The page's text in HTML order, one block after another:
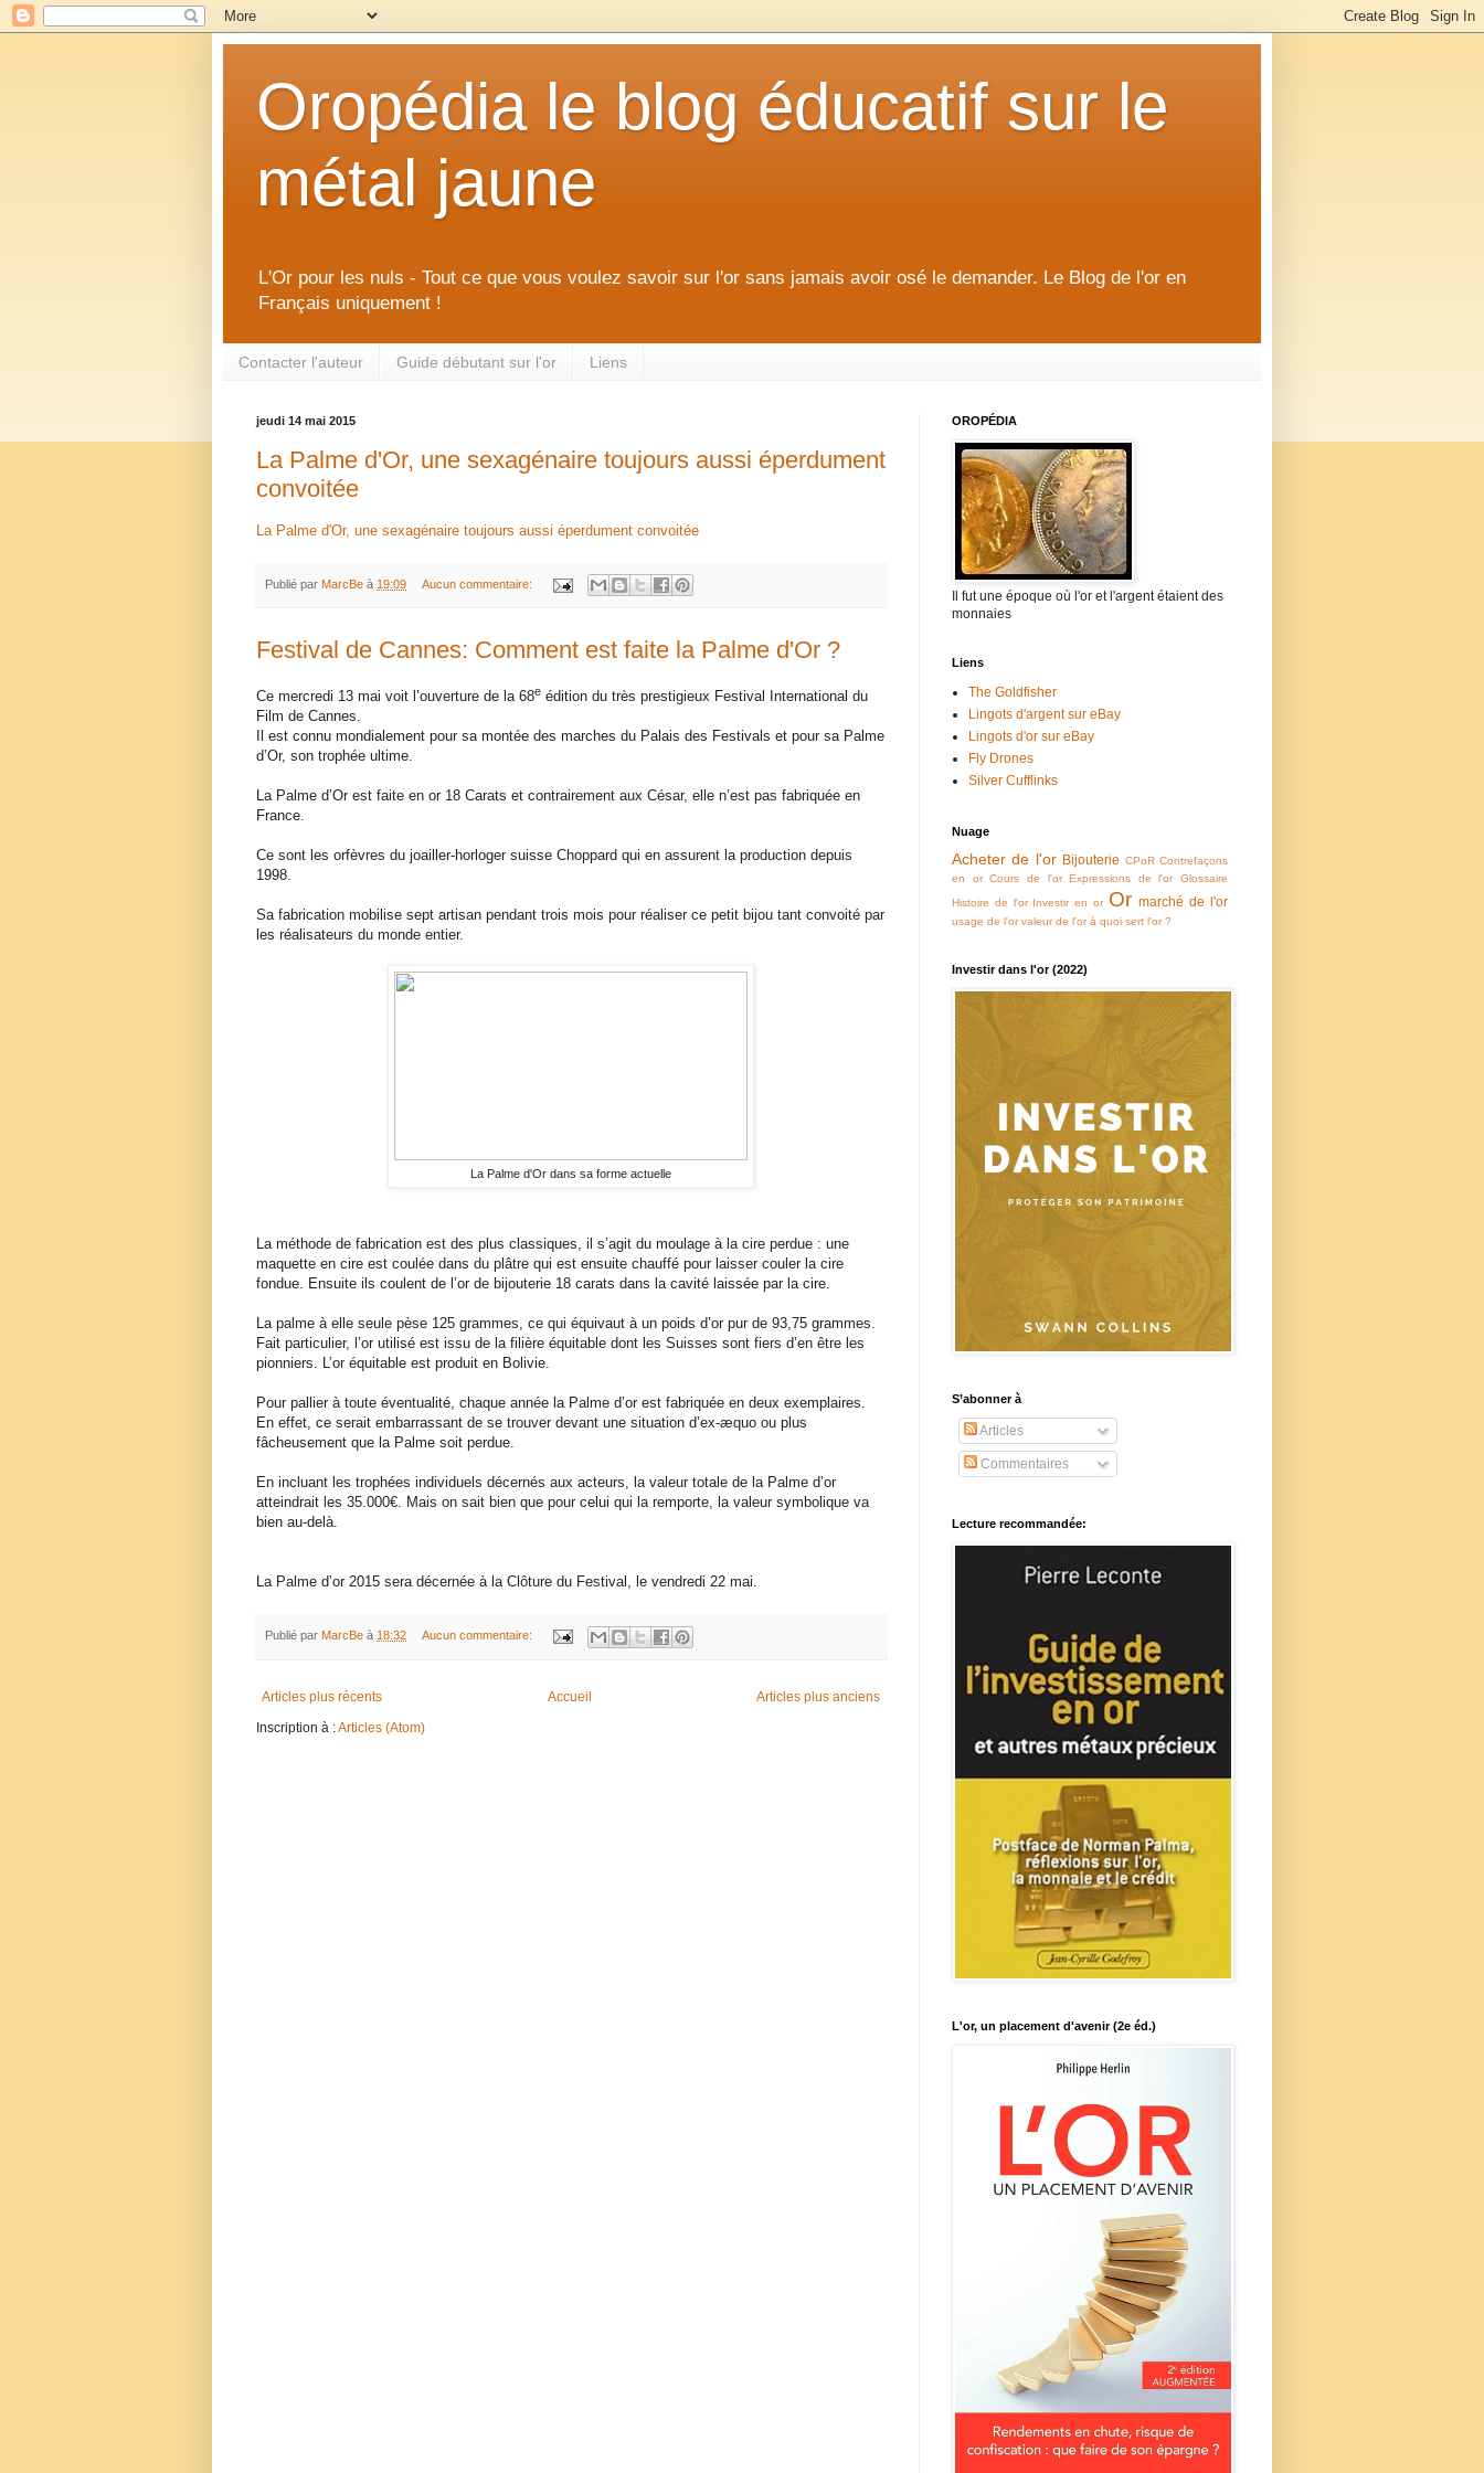
Oropédia le blog éducatif sur le
métal jaune
L'Or pour les nuls - Tout ce que vous voulez savoir sur l'or sans jamais avoir osé le demander. Le Blog de l'or en
Français uniquement !
Contacter l'auteur Guide débutant sur l'or Liens
jeudi 14 mai 2015
La Palme d'Or, une sexagénaire toujours aussi éperdument
convoitée
La Palme d'Or, une sexagénaire toujours aussi éperdument convoitée
Publié par MarcBe à 19:09 Aucun commentaire:
Festival de Cannes: Comment est faite la Palme d'Or ?
Ce mercredi 13 mai voit l’ouverture de la 68e édition du très prestigieux Festival International du
Film de Cannes.
Il est connu mondialement pour sa montée des marches du Palais des Festivals et pour sa Palme
d’Or, son trophée ultime.
La Palme d’Or est faite en or 18 Carats et contrairement aux César, elle n’est pas fabriquée en
France.
Ce sont les orfèvres du joailler-horloger suisse Choppard qui en assurent la production depuis
1998.
Sa fabrication mobilise sept artisan pendant trois mois pour réaliser ce petit bijou tant convoité par
les réalisateurs du monde entier.
La Palme d'Or dans sa forme actuelle
La méthode de fabrication est des plus classiques, il s’agit du moulage à la cire perdue : une
maquette en cire est coulée dans du plâtre qui est ensuite chauffé pour laisser couler la cire
fondue. Ensuite ils coulent de l’or de bijouterie 18 carats dans la cavité laissée par la cire.
La palme à elle seule pèse 125 grammes, ce qui équivaut à un poids d’or pur de 93,75 grammes.
Fait particulier, l’or utilisé est issu de la filière équitable dont les Suisses sont fiers d’en être les
pionniers. L’or équitable est produit en Bolivie.
Pour pallier à toute éventualité, chaque année la Palme d’or est fabriquée en deux exemplaires.
En effet, ce serait embarrassant de se trouver devant une situation d’ex-æquo ou plus
fâcheusement que la Palme soit perdue.
En incluant les trophées individuels décernés aux acteurs, la valeur totale de la Palme d’or
atteindrait les 35.000€. Mais on sait bien que pour celui qui la remporte, la valeur symbolique va
bien au-delà.
La Palme d’or 2015 sera décernée à la Clôture du Festival, le vendredi 22 mai.
Publié par MarcBe à 18:32 Aucun commentaire:
Articles plus récents Articles plus anciens
Accueil
Inscription à :Articles (Atom)
OROPÉDIA
Il fut une époque où l'or et l'argent étaient des
monnaies
Liens
The Goldfisher
Lingots d'argent sur eBay
Lingots d'or sur eBay
Fly Drones
Silver Cufflinks
Nuage
Acheter de l'or Bijouterie CPoR Contrefaçons
en or
Cours de l'or Expressions de l'or
Glossaire
Histoire de l'or Investir en or Or marché de l'or
usage de l'or valeur de l'or à quoi sert l'or ?
Investir dans l'or (2022)
S’abonner à
Articles
Commentaires
Lecture recommandée:
L'or, un placement d'avenir (2e éd.)